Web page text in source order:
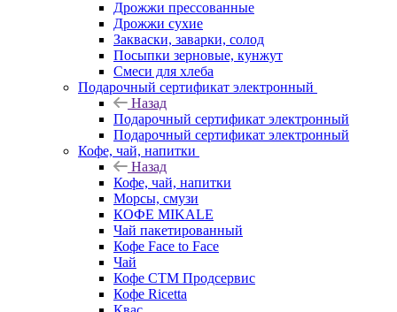
Дрожжи прессованные
Дрожжи сухие
Закваски, заварки, солод
Посыпки зерновые, кунжут
Смеси для хлеба
Подарочный сертификат электронный
Назад
Подарочный сертификат электронный
Подарочный сертификат электронный
Кофе, чай, напитки
Назад
Кофе, чай, напитки
Морсы, смузи
КОФЕ MIKALE
Чай пакетированный
Кофе Face to Face
Чай
Кофе СТМ Продсервис
Кофе Ricetta